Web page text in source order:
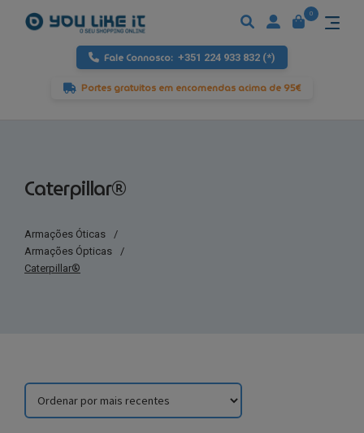
Fale Connosco: +351 224 933 832 (*)
Portes gratuitos em encomendas acima de 95€
0
Caterpillar®
Armações Óticas
/
Armações Ópticas
/
Caterpillar®